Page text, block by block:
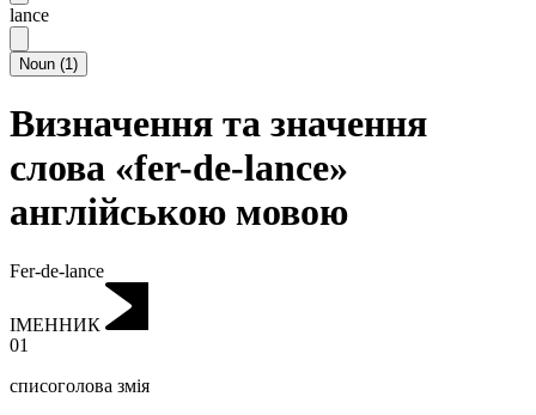
lance
Noun (1)
Визначення та значення
слова «fer-de-lance»
англійською мовою
Fer-de-lance
ІМЕННИК
01
списоголова змія